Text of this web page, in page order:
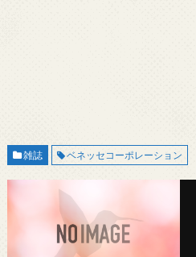
雑誌 ベネッセコーポレーション